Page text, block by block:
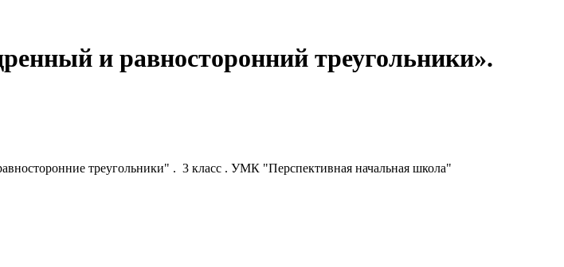
и равносторонний треугольники».
треугольники" . 3 класс . УМК "Перспективная начальная школа"